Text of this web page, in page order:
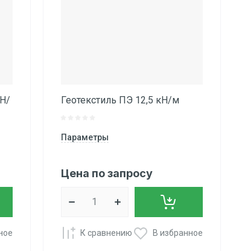
Геотекстиль ПЭ 12,5 кН/м
Параметры
Цена по запросу
К сравнению В избранное